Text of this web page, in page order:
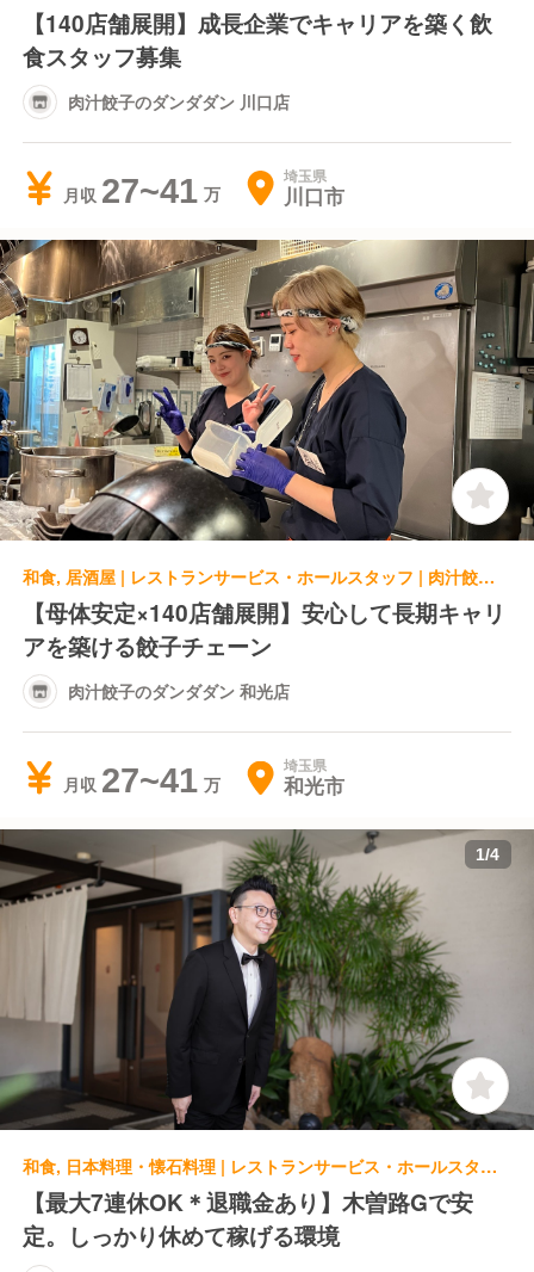
【140店舗展開】成長企業でキャリアを築く飲
食スタッフ募集
肉汁餃子のダンダダン 川口店
月収 27~41 埼玉県
川口市
和食, 居酒屋 | レストランサービス・ホールスタッフ | 肉汁餃子のダンダダン 和光店
【母体安定×140店舗展開】安心して長期キャリ
アを築ける餃子チェーン
肉汁餃子のダンダダン 和光店
月収 27~41 埼玉県
和光市
1/4
和食, 日本料理・懐石料理 | レストランサービス・ホールスタッフ | 木曽路 熊谷店
【最大7連休OK＊退職金あり】木曽路Gで安
定。しっかり休めて稼げる環境